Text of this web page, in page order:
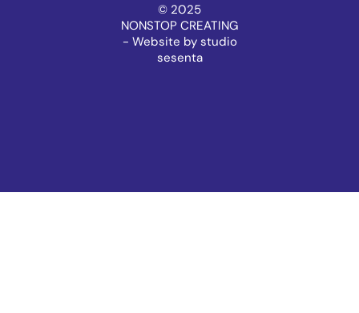
© 2025
NONSTOP CREATING
- Website by studio
sesenta